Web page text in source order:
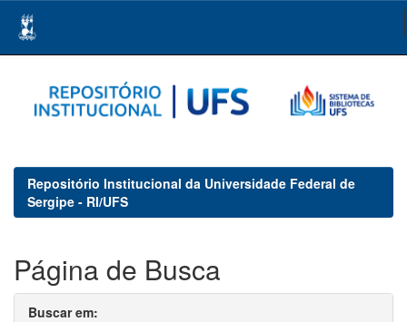
navigation
Repositório Institucional da Universidade Federal de
Sergipe - RI/UFS
Página de Busca
Buscar em: